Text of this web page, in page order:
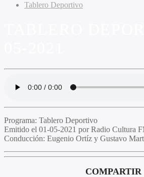
Tablero Deportivo
Programa: Tablero Deportivo
Emitido el 01-05-2021 por Radio Cultura
Conducción: Eugenio Ortíz y Gustavo
COMPARTIR